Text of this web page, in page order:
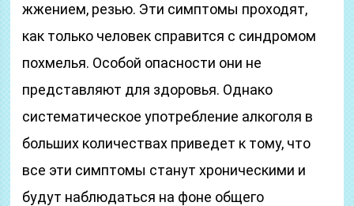
жжением, резью. Эти симптомы проходят,
как только человек справится с синдромом
похмелья. Особой опасности они не
представляют для здоровья. Однако
систематическое употребление алкоголя в
больших количествах приведет к тому, что
все эти симптомы станут хроническими и
будут наблюдаться на фоне общего